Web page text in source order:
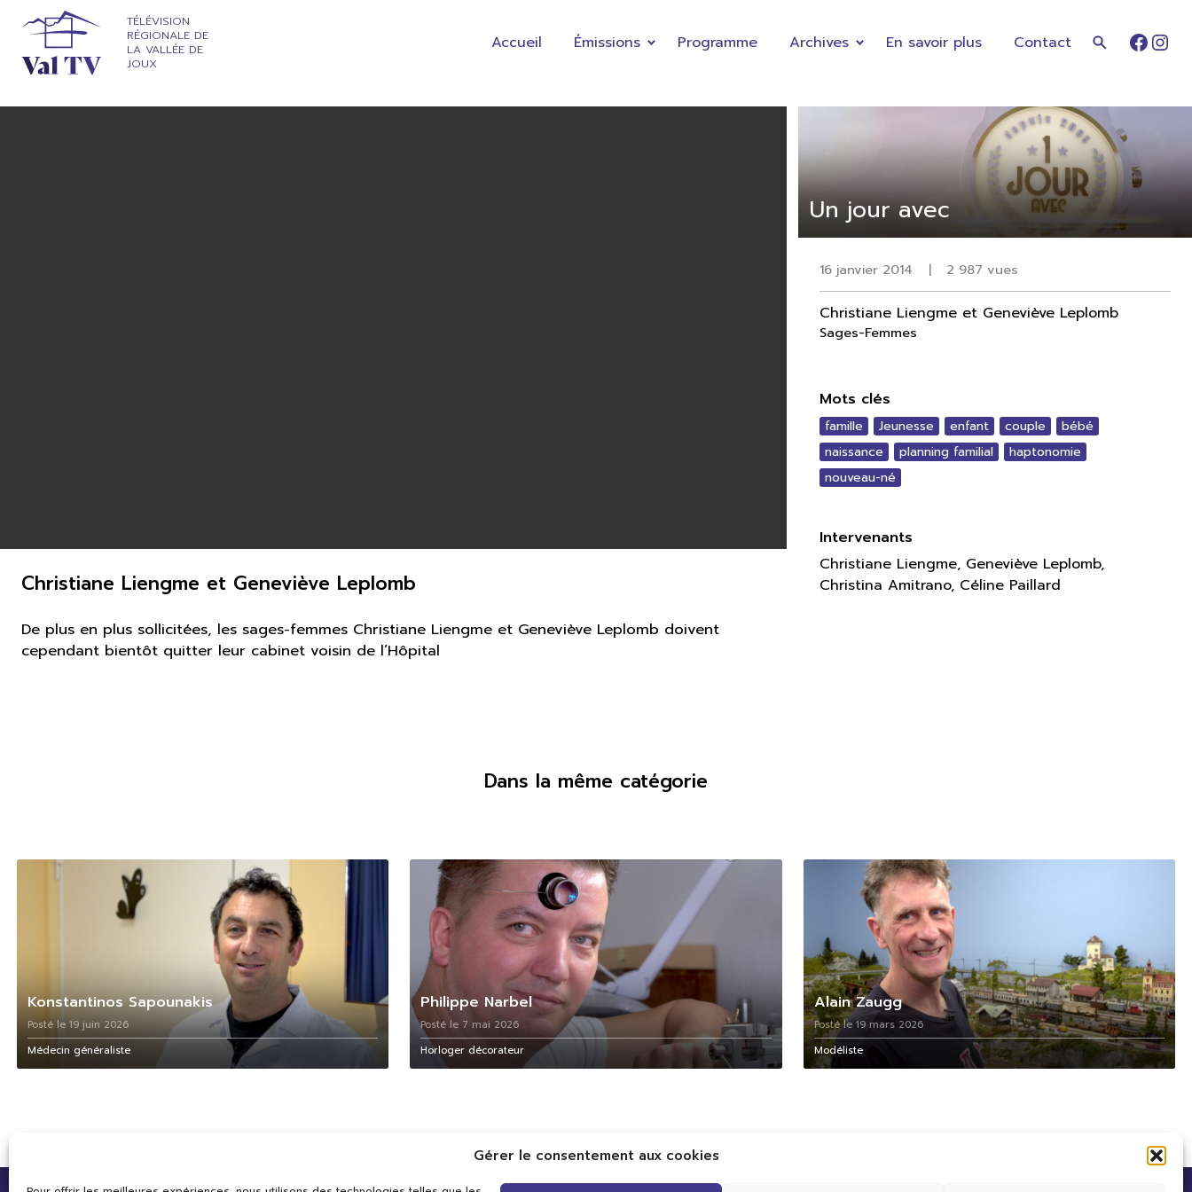
Gérer le consentement aux cookies
TÉLÉVISION
RÉGIONALE DE
LA VALLÉE DE
JOUX
Accueil Émissions Programme Archives En savoir plus Contact
Un jour avec
16 janvier 2014 | 2 987 vues
Christiane Liengme et Geneviève Leplomb
Sages-Femmes
Mots clés
famille Jeunesse enfant couple
bébé
naissance
planning familial
haptonomie
nouveau-né
Intervenants
Christiane Liengme, Geneviève Leplomb,
Christina Amitrano, Céline Paillard
Christiane Liengme et Geneviève Leplomb
De plus en plus sollicitées, les sages-femmes Christiane Liengme et Geneviève Leplomb doivent
cependant bientôt quitter leur cabinet voisin de l’Hôpital
Dans la même catégorie
Konstantinos Sapounakis
Posté le 19 juin 2026
Médecin généraliste
Philippe Narbel
Posté le 7 mai 2026
Horloger décorateur
Alain Zaugg
Posté le 19 mars 2026
Modéliste